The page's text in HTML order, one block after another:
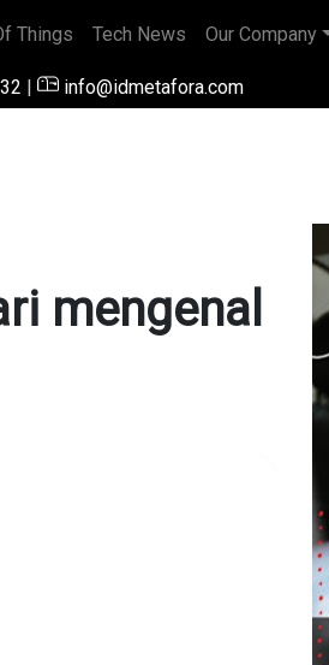
| info@idmetafora.com
Things Tech News Our Company
mengenal